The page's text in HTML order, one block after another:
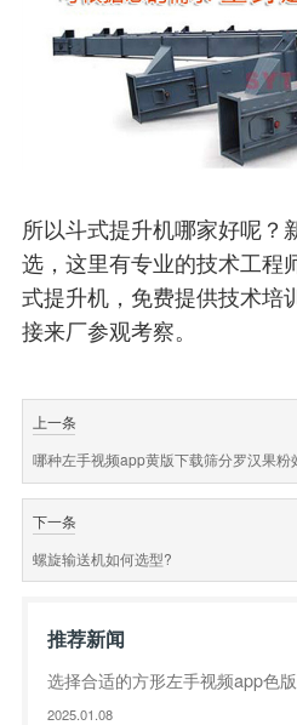
所以斗式提升机哪家好呢
选，这里有专业的技术工程
式提升机，免费提供技术培
接来厂参观考察。
上一条
哪种左手视频app黄版下载筛分罗汉
下一条
螺旋输送机如何选型?
推荐新闻
选择合适的方形左手视频app色
2025.01.08